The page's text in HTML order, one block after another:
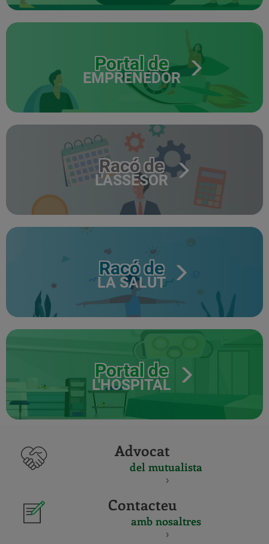
Portal de
EMPRENEDOR
Racó de
L'ASSESOR
Racó de
LA SALUT
Portal de
L'HOSPITAL
Advocat
del mutualista
Contacteu
amb nosaltres